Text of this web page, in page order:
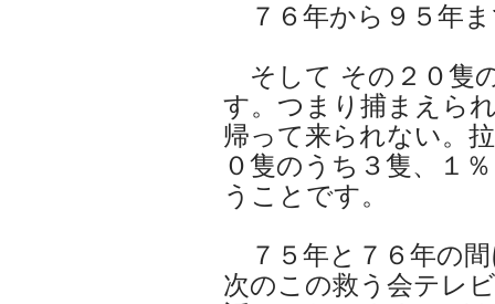
７６年から９５年
そして その２０隻
す。つまり捕まえら
帰って来られない。
０隻のうち３隻、１
うことです。
７５年と７６年の
次のこの救う会テレ